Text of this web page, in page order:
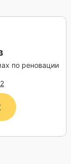
по реновации